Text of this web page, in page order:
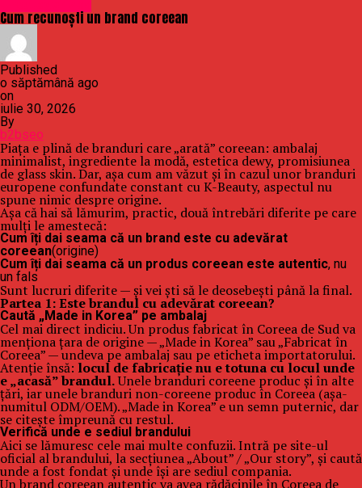
Cum recunoști un brand coreean
Published
o săptămână ago
on
iulie 30, 2026
By
b2bseo
Piața e plină de branduri care „arată” coreean: ambalaj
minimalist, ingrediente la modă, estetica dewy, promisiunea
de glass skin. Dar, așa cum am văzut și în cazul unor branduri
europene confundate constant cu K-Beauty, aspectul nu
spune nimic despre origine.
Așa că hai să lămurim, practic, două întrebări diferite pe care
mulți le amestecă:
Cum îți dai seama că un brand este cu adevărat
coreean(origine)
Cum îți dai seama că un produs coreean este autentic, nu
un fals
Sunt lucruri diferite — și vei ști să le deosebești până la final.
Partea 1: Este brandul cu adevărat coreean?
Caută „Made in Korea” pe ambalaj
Cel mai direct indiciu. Un produs fabricat în Coreea de Sud va
menționa țara de origine — „Made in Korea” sau „Fabricat în
Coreea” — undeva pe ambalaj sau pe eticheta importatorului.
Atenție însă: locul de fabricație nu e totuna cu locul unde
e „acasă” brandul.Unele branduri coreene produc și în alte
țări, iar unele branduri non-coreene produc în Coreea (așa-
numitul ODM/OEM). „Made in Korea” e un semn puternic, dar
se citește împreună cu restul.
Verifică unde e sediul brandului
Aici se lămuresc cele mai multe confuzii. Intră pe site-ul
oficial al brandului, la secțiunea „About” / „Our story”, și caută
unde a fost fondat și unde își are sediul compania.
Un brand coreean autentic va avea rădăcinile în Coreea de